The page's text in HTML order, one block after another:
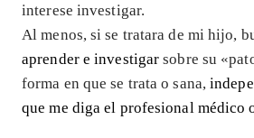
interese investigar.
Al menos, si se tratara de mi hijo,
aprender e investigar sobre su
forma en que se trata o sana,
que me diga el profesional médico